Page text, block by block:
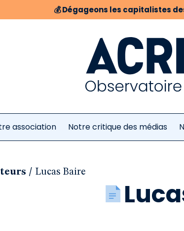
💰Dégageons les capitalistes
association Notre critique des médias
/ Lucas Baire